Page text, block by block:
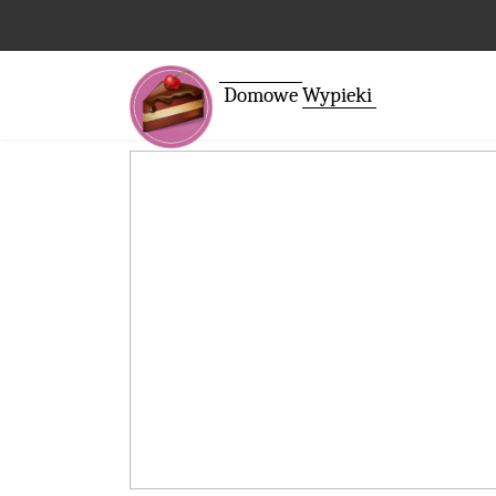
DomoweWypieki